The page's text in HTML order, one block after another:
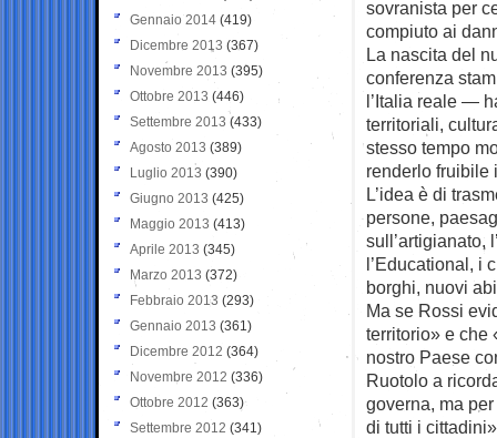
sovranista per
compiuto ai
La nascita del
conferenza
l’Italia reale —
territoriali,
stesso tempo
renderlo fruibile
L’idea è di
persone,
sull’artigianato,
l’Educational, i
borghi, nuovi
Ma se Rossi
territorio» e che
nostro Paese
Ruotolo a
governa, ma
di tutti i
Gennaio 2014 (419)
Dicembre 2013 (367)
Novembre 2013 (395)
Ottobre 2013 (446)
Settembre 2013 (433)
Agosto 2013 (389)
Luglio 2013 (390)
Giugno 2013 (425)
Maggio 2013 (413)
Aprile 2013 (345)
Marzo 2013 (372)
Febbraio 2013 (293)
Gennaio 2013 (361)
Dicembre 2012 (364)
Novembre 2012 (336)
Ottobre 2012 (363)
Settembre 2012 (341)